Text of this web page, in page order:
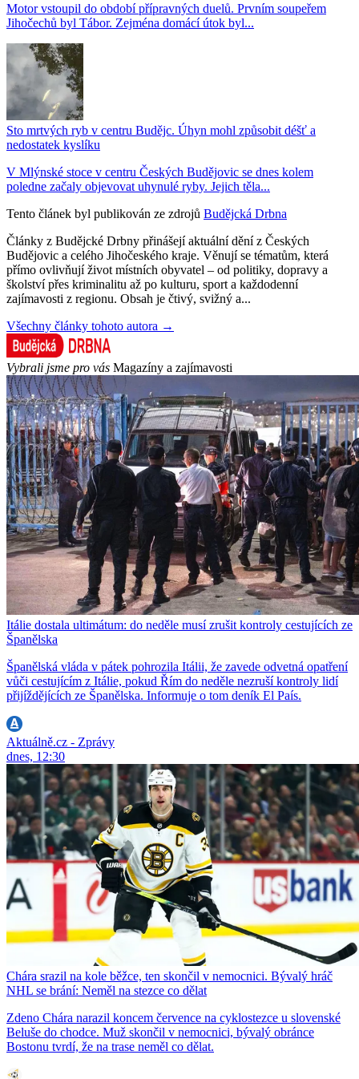
Motor vstoupil do období přípravných duelů. Prvním soupeřem
Jihočechů byl Tábor. Zejména domácí útok byl...
Sto mrtvých ryb v centru Budějc. Úhyn mohl způsobit déšť a
nedostatek kyslíku
V Mlýnské stoce v centru Českých Budějovic se dnes kolem
poledne začaly objevovat uhynulé ryby. Jejich těla...
Tento článek byl publikován ze zdrojů Budějcká Drbna
Články z Budějcké Drbny přinášejí aktuální dění z Českých
Budějovic a celého Jihočeského kraje. Věnují se tématům, která
přímo ovlivňují život místních obyvatel – od politiky, dopravy a
školství přes kriminalitu až po kulturu, sport a každodenní
zajímavosti z regionu. Obsah je čtivý, svižný a...
Všechny články tohoto autora →
Vybrali jsme pro vás Magazíny a zajímavosti
Itálie dostala ultimátum: do neděle musí zrušit kontroly cestujících ze
Španělska
Španělská vláda v pátek pohrozila Itálii, že zavede odvetná opatření
vůči cestujícím z Itálie, pokud Řím do neděle nezruší kontroly lidí
přijíždějících ze Španělska. Informuje o tom deník El País.
Aktuálně.cz - Zprávy
dnes, 12:30
Chára srazil na kole běžce, ten skončil v nemocnici. Bývalý hráč
NHL se brání: Neměl na stezce co dělat
Zdeno Chára narazil koncem července na cyklostezce u slovenské
Beluše do chodce. Muž skončil v nemocnici, bývalý obránce
Bostonu tvrdí, že na trase neměl co dělat.